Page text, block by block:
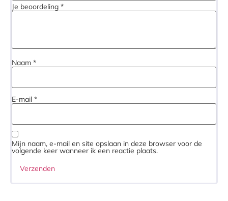
Je beoordeling *
Naam *
E-mail *
Mijn naam, e-mail en site opslaan in deze browser voor de
volgende keer wanneer ik een reactie plaats.